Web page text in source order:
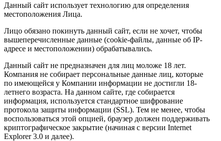
Данный сайт использует технологию для определения
местоположения Лица.
Лицо обязано покинуть данный сайт, если не хочет, чтобы
вышеперечисленные данные (cookie-файлы, данные об IP-
адресе и местоположении) обрабатывались.
Данный сайт не предназначен для лиц моложе 18 лет.
Компания не собирает персональные данные лиц, которые
по имеющейся у Компании информации не достигли 18-
летнего возраста. На данном сайте, где собирается
информация, используется стандартное шифрование
протокола защиты информации (SSL). Тем не менее, чтобы
воспользоваться этой опцией, браузер должен поддерживать
криптографическое закрытие (начиная с версии Internet
Explorer 3.0 и далее).